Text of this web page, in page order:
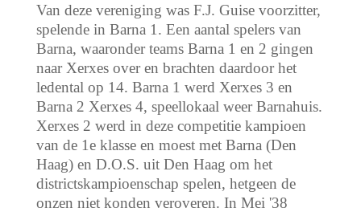
Van deze vereniging was F.J. Guise voorzitter,
spelende in Barna 1. Een aantal spelers van
Barna, waaronder teams Barna 1 en 2 gingen
naar Xerxes over en brachten daardoor het
ledental op 14. Barna 1 werd Xerxes 3 en
Barna 2 Xerxes 4, speellokaal weer Barnahuis.
Xerxes 2 werd in deze competitie kampioen
van de 1e klasse en moest met Barna (Den
Haag) en D.O.S. uit Den Haag om het
districtskampioenschap spelen, hetgeen de
onzen niet konden veroveren. In Mei '38